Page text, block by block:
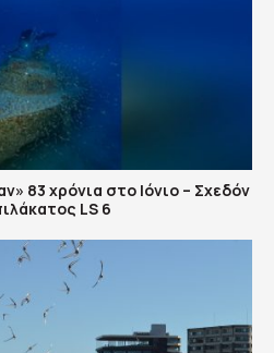
83 χρόνια στο Ιόνιο – Σχεδόν
LS 6